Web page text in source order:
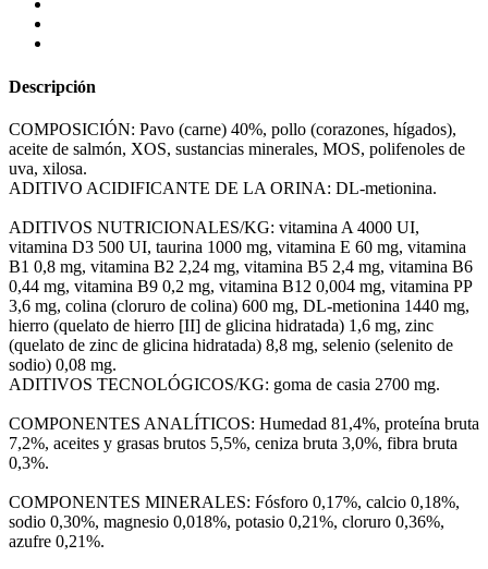
Descripción
COMPOSICIÓN: Pavo (carne) 40%, pollo (corazones, hígados),
aceite de salmón, XOS, sustancias minerales, MOS, polifenoles de
uva, xilosa.
ADITIVO ACIDIFICANTE DE LA ORINA: DL-metionina.
ADITIVOS NUTRICIONALES/KG: vitamina A 4000 UI,
vitamina D3 500 UI, taurina 1000 mg, vitamina E 60 mg, vitamina
B1 0,8 mg, vitamina B2 2,24 mg, vitamina B5 2,4 mg, vitamina B6
0,44 mg, vitamina B9 0,2 mg, vitamina B12 0,004 mg, vitamina PP
3,6 mg, colina (cloruro de colina) 600 mg, DL-metionina 1440 mg,
hierro (quelato de hierro [II] de glicina hidratada) 1,6 mg, zinc
(quelato de zinc de glicina hidratada) 8,8 mg, selenio (selenito de
sodio) 0,08 mg.
ADITIVOS TECNOLÓGICOS/KG: goma de casia 2700 mg.
COMPONENTES ANALÍTICOS: Humedad 81,4%, proteína bruta
7,2%, aceites y grasas brutos 5,5%, ceniza bruta 3,0%, fibra bruta
0,3%.
COMPONENTES MINERALES: Fósforo 0,17%, calcio 0,18%,
sodio 0,30%, magnesio 0,018%, potasio 0,21%, cloruro 0,36%,
azufre 0,21%.